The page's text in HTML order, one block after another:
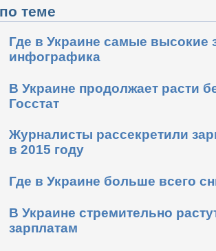
теме
Где в Украине самые высокие
инфографика
В Украине продолжает расти
Госстат
Журналисты рассекретили
в 2015 году
Где в Украине больше всего
В Украине стремительно
зарплатам